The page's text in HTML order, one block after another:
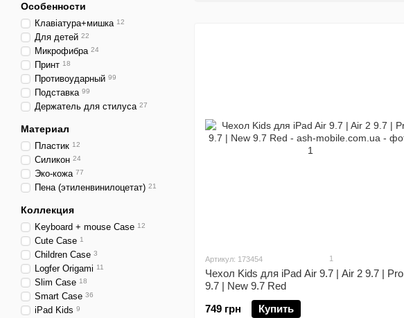
Артикул: 173454 1
Чехол Kids для iPad Air 9.7 | Air 2 9.7 | Pro
9.7 | New 9.7 Red
749 грн
Купить
Особенности
Клавіатура+мишка 12
Для детей 22
Микрофибра 24
Принт 18
Противоударный 99
Подставка 99
Держатель для стилуса 27
Материал
Пластик 12
Силикон 24
Эко-кожа 77
Пена (этиленвинилоцетат) 21
Коллекция
Keyboard + mouse Case 12
Cute Case 1
Children Case 3
Logfer Origami 11
Slim Case 18
Smart Case 36
iPad Kids 9